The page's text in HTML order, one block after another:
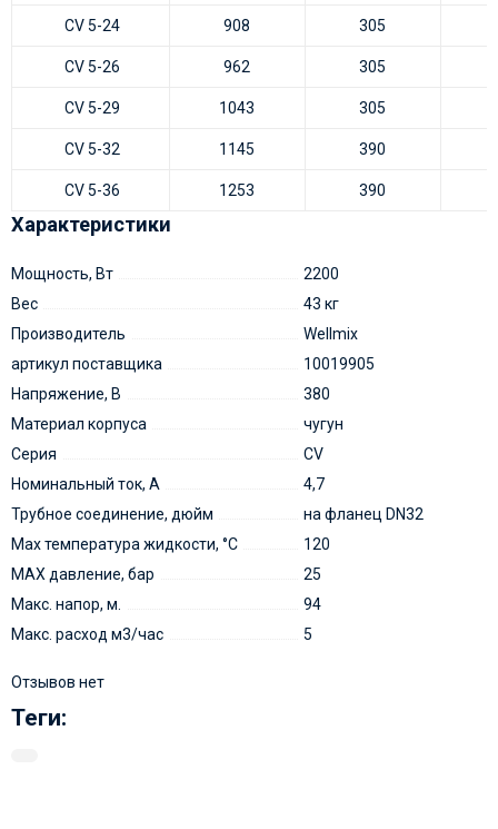
CV 5-24 908 305
CV 5-26 962 305
CV 5-29 1043 305
CV 5-32 1145 390
CV 5-36 1253 390
Характеристики
Мощность, Вт
2200
Вес
43 кг
Производитель
Wellmix
артикул поставщика
10019905
Напряжение, В
380
Материал корпуса
чугун
Серия
CV
Номинальный ток, А
4,7
Трубное соединение, дюйм
на фланец DN32
Мах температура жидкости, °С
120
MAX давление, бар
25
Макс. напор, м.
94
Макс. расход м3/час
5
Отзывов нет
Теги: